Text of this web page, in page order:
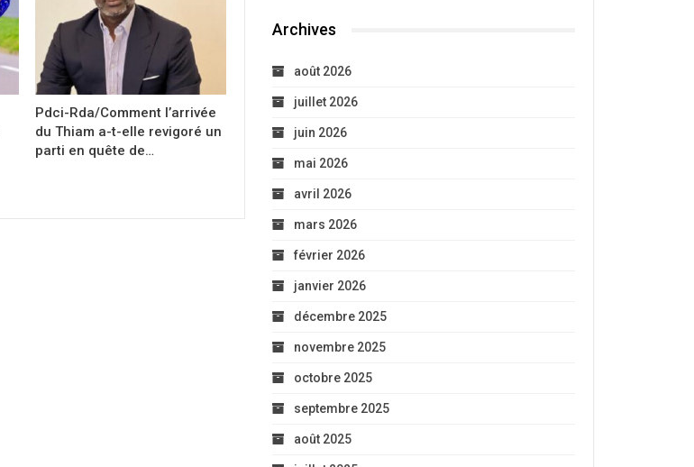
Pdci-Rda/Comment l’arrivée
du Thiam a-t-elle revigoré un
parti en quête de…
Archives
août 2026
juillet 2026
juin 2026
mai 2026
avril 2026
mars 2026
février 2026
janvier 2026
décembre 2025
novembre 2025
octobre 2025
septembre 2025
août 2025